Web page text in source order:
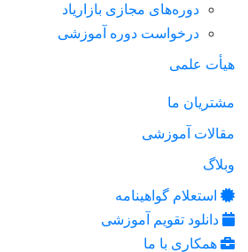
دوره‌های مجازی بازاریاد
درخواست دوره آموزشی
هیأت علمی
مشتریان ما
مقالات آموزشی
وبلاگ
استعلام گواهینامه
دانلود تقویم آموزشی
همکاری با ما